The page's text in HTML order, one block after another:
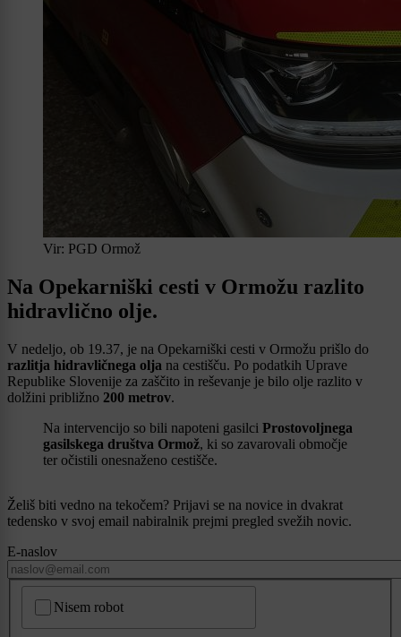
Vir: PGD Ormož
Na Opekarniški cesti v Ormožu razlito
hidravlično olje.
V nedeljo, ob 19.37, je na Opekarniški cesti v Ormožu prišlo do
razlitja hidravličnega olja na cestišču. Po podatkih Uprave
Republike Slovenije za zaščito in reševanje je bilo olje razlito v
dolžini približno 200 metrov.
Na intervencijo so bili napoteni gasilci Prostovoljnega
gasilskega društva Ormož, ki so zavarovali območje
ter očistili onesnaženo cestišče.
Želiš biti vedno na tekočem? Prijavi se na novice in dvakrat
tedensko v svoj email nabiralnik prejmi pregled svežih novic.
E-naslov
Nisem robot